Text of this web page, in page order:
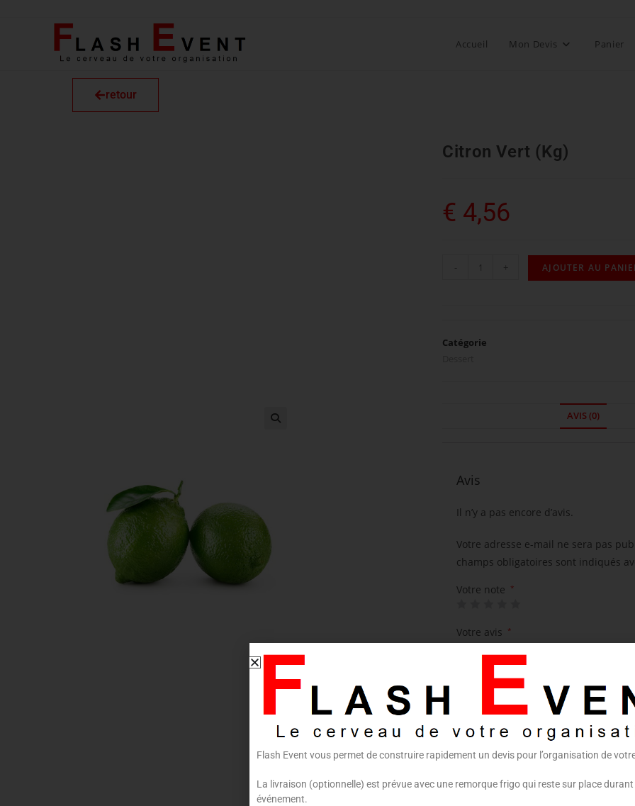
Accueil Mon Devis Panier
retour
Citron Vert (Kg)
€ 4,56
- + AJOUTER AU
Catégorie
AVIS (0)
Avis
Il n’y a pas encore d’avis.
Votre adresse e-mail ne sera pas
champs obligatoires sont indiqués
Votre note *
Votre avis *
Flash Event vous permet de construire rapidement un devis pour l’organisation de
La livraison (optionnelle) est prévue avec une remorque frigo qui reste sur place
événement.